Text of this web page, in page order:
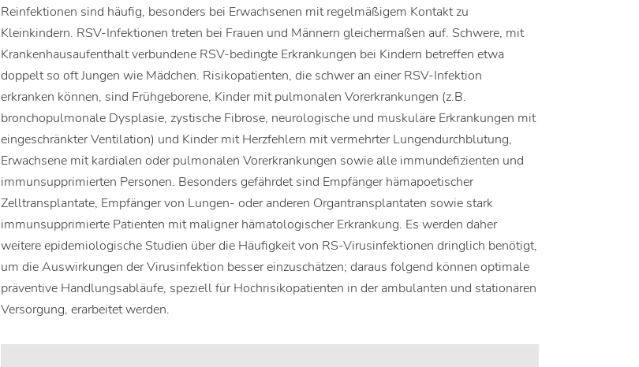
Reinfektionen sind häufig, besonders bei Erwachsenen mit regelmäßigem Kontakt zu
Kleinkindern. RSV-Infektionen treten bei Frauen und Männern gleichermaßen auf. Schwere, mit
Krankenhausaufenthalt verbundene RSV-bedingte Erkrankungen bei Kindern betreffen etwa
doppelt so oft Jungen wie Mädchen. Risikopatienten, die schwer an einer RSV-Infektion
erkranken können, sind Frühgeborene, Kinder mit pulmonalen Vorerkrankungen (z.B.
bronchopulmonale Dysplasie, zystische Fibrose, neurologische und muskuläre Erkrankungen mit
eingeschränkter Ventilation) und Kinder mit Herzfehlern mit vermehrter Lungendurchblutung,
Erwachsene mit kardialen oder pulmonalen Vorerkrankungen sowie alle immundefizienten und
immunsupprimierten Personen. Besonders gefährdet sind Empfänger hämapoetischer
Zelltransplantate, Empfänger von Lungen- oder anderen Organtransplantaten sowie stark
immunsupprimierte Patienten mit maligner hämatologischer Erkrankung. Es werden daher
weitere epidemiologische Studien über die Häufigkeit von RS-Virusinfektionen dringlich benötigt,
um die Auswirkungen der Virusinfektion besser einzuschätzen; daraus folgend können optimale
präventive Handlungsabläufe, speziell für Hochrisikopatienten in der ambulanten und stationären
Versorgung, erarbeitet werden.